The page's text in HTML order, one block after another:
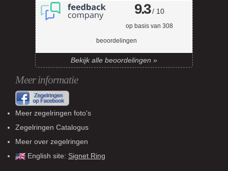
9.3/ 10
op basis van 308
beoordelingen
Bekijk alle beoordelingen »
Meer informatie
Meer zegelringen foto's
Zegelringen Catalogus
Meer over zegelringen
English site: Signet Ring